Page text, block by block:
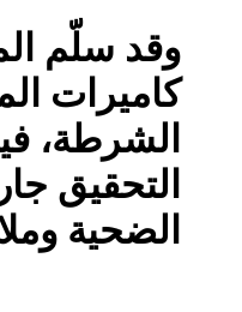
وقد سلّم
كاميرات
الشرطة،
التحقيق
الضحية